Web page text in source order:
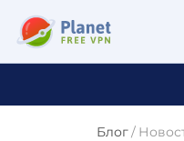
Блог/